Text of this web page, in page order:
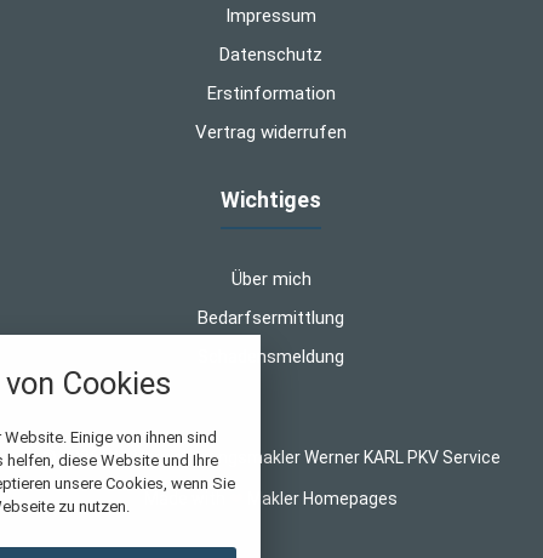
Impressum
Datenschutz
Erstinformation
Vertrag widerrufen
Wichtiges
Über mich
Bedarfsermittlung
Schadensmeldung
© 2026 WK-Versicherungsmakler Werner KARL PKV Service
Makler Homepages
Cookies
Einige von ihnen sind
diese Website und Ihre
unsere Cookies, wenn Sie
zu nutzen.
alle verwendeten Cookies und
folgende Kategorien zu